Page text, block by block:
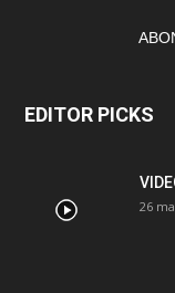
EDITOR PICKS
26